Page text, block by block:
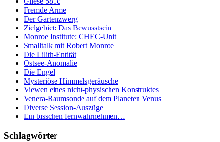
Fremde Arme
Der Gartenzwerg
Zielgebiet: Das Bewusstsein
Monroe Institute: CHEC-Unit
Smalltalk mit Robert Monroe
Die Lilith-Entität
Ostsee-Anomalie
Die Engel
Mysteriöse Himmelsgeräusche
Viewen eines nicht-physischen Konstruktes
Venera-Raumsonde auf dem Planeten Venus
Diverse Session-Auszüge
Ein bisschen fernwahrnehmen…
Schlagwörter